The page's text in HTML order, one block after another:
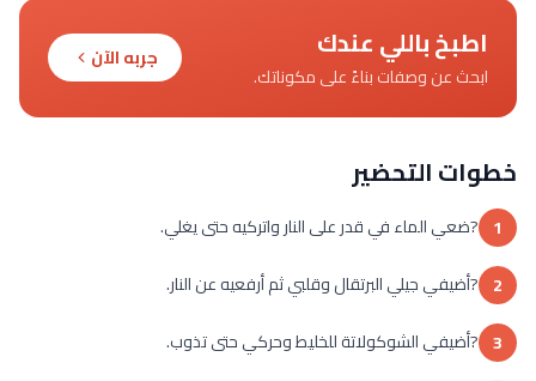
اطبخ باللي عندك
ابحث عن وصفات بناءً على مكوناتك.
جربه الآن
خطوات التحضير
1 ?ضعي الماء في قدر على النار واتركيه حتى يغلي.
2 ?أضيفي جيلي البرتقال وقلبي ثم أرفعيه عن النار.
3 ?أضيفي الشوكولاتة للخليط وحركي حتى تذوب.